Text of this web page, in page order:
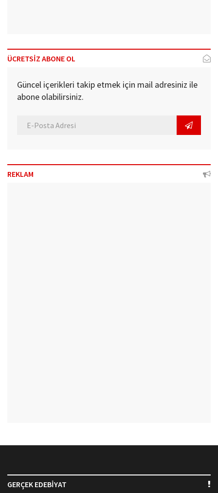
ÜCRETSİZ ABONE OL
Güncel içerikleri takip etmek için mail adresiniz ile
abone olabilirsiniz.
REKLAM
GERÇEK EDEBİYAT